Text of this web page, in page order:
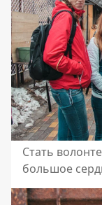
Стать
большое